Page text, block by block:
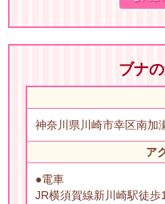
ブナ
神奈川県川崎市幸区南加
ア
●電車
JR横須賀線新川崎駅徒歩